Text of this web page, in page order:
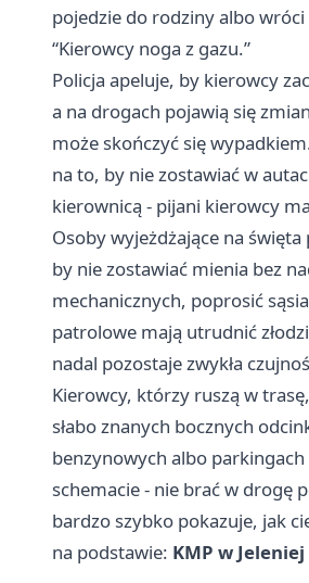
pojedzie do rodziny albo wróci
“Kierowcy noga z gazu.”
Policja apeluje, by kierowcy
a na drogach pojawią się
może skończyć się
na to, by nie zostawiać w
kierownicą - pijani kierowcy
Osoby wyjeżdżające na
by nie zostawiać mienia bez
mechanicznych, poprosić
patrolowe mają utrudnić
nadal pozostaje zwykła
Kierowcy, którzy ruszą w
słabo znanych bocznych
benzynowych albo
schemacie - nie brać w drogę
bardzo szybko pokazuje, jak
na podstawie: KMP w